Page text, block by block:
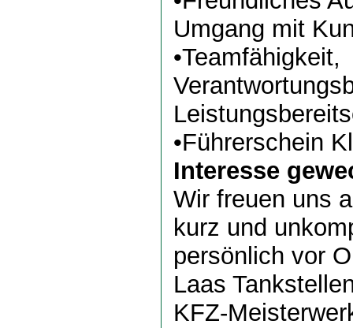
Umgang mit
•Teamfähigkeit,
•Führerschein
Interesse
Wir freuen uns
kurz und
persönlich vor
Laas
KFZ-